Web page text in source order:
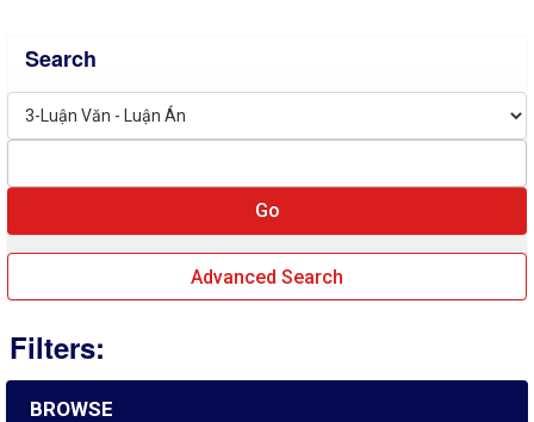
Search
Advanced Search
Filters:
BROWSE